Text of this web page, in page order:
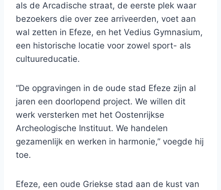
als de Arcadische straat, de eerste plek waar
bezoekers die over zee arriveerden, voet aan
wal zetten in Efeze, en het Vedius Gymnasium,
een historische locatie voor zowel sport- als
cultuureducatie.
“De opgravingen in de oude stad Efeze zijn al
jaren een doorlopend project. We willen dit
werk versterken met het Oostenrijkse
Archeologische Instituut. We handelen
gezamenlijk en werken in harmonie,” voegde hij
toe.
Efeze, een oude Griekse stad aan de kust van